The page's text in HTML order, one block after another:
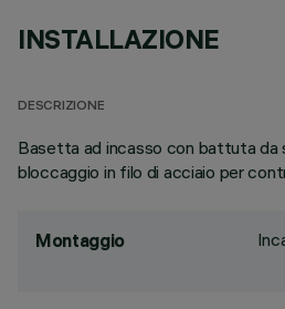
INSTALLAZIONE
DESCRIZIONE
Basetta ad incasso con battuta da
bloccaggio in filo di acciaio per
Montaggio